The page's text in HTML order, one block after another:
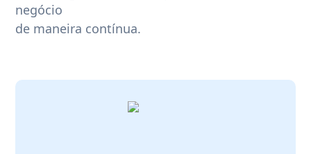
negócio
de maneira contínua.